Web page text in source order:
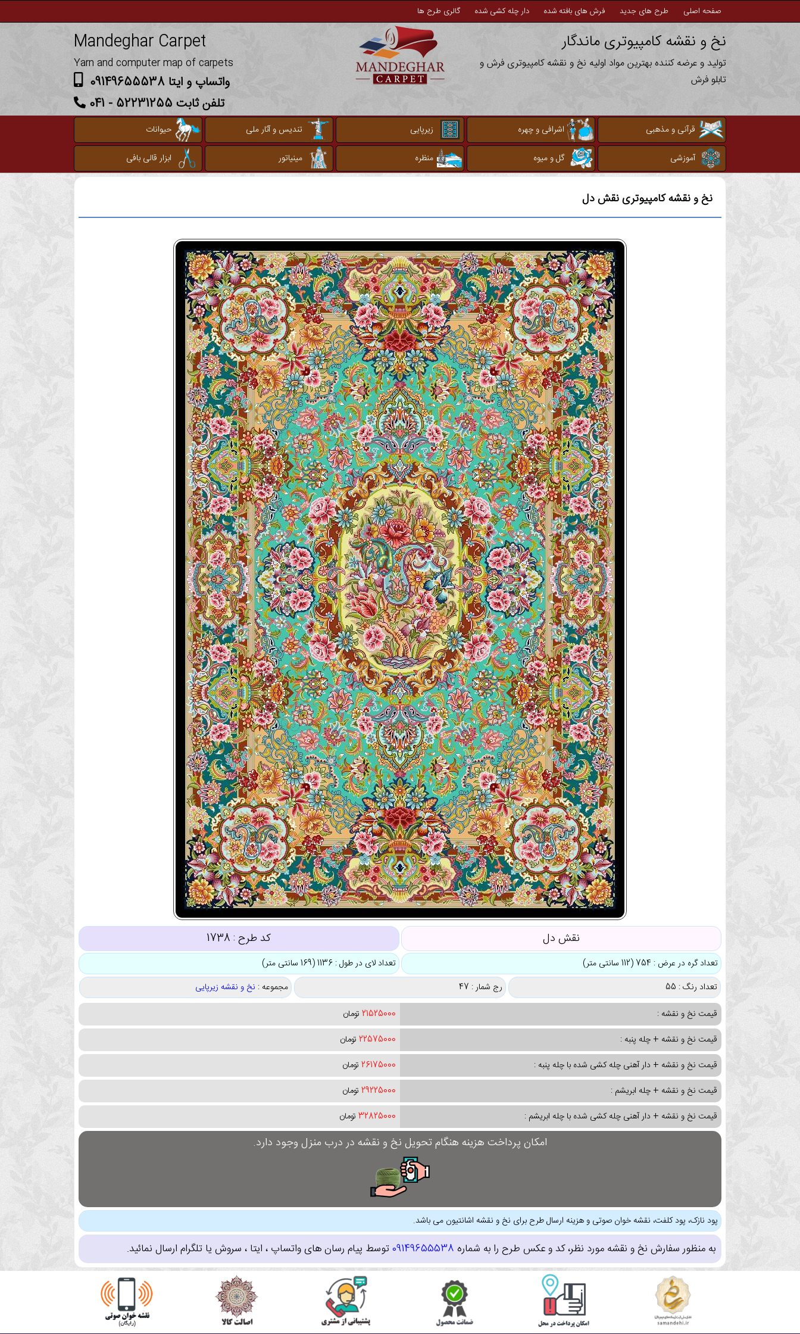
صفحه اصلی طرح های جدید فرش های بافته شده دار چله کشی شده گالری طرح ها
نخ و نقشه کامپیوتری ماندگار
تولید و عرضه کننده بهترین مواد اولیه نخ و نقشه کامپیوتری فرش و
تابلو فرش
Mandeghar Carpet
Yarn and computer map of carpets
واتساپ و ایتا 09149655538
تلفن ثابت 52231255 - 041
قرآنی و مذهبی اشرافی و چهره زیرپایی تندیس و آثار ملی
حیوانات
آموزشی
گل و میوه منظره مینیاتور ابزار قالی بافی
نخ و نقشه کامپیوترینقش دل
نقش دل کد طرح : 1738
تعداد گره در عرض : 754 (112 سانتی متر)
تعداد لای در طول : 1136 (169 سانتی متر)
تعداد رنگ : 55
رج شمار : 47 مجموعه : نخ و نقشه زیرپایی
قیمت نخ و نقشه :
21525000 تومان
قیمت نخ و نقشه + چله پنبه :
22575000 تومان
قیمت نخ و نقشه + دار آهنی چله کشی شده با چله پنبه :
26175000 تومان
قیمت نخ و نقشه + چله ابریشم :
29225000 تومان
قیمت نخ و نقشه + دار آهنی چله کشی شده با چله ابریشم :
32825000 تومان
امکان پرداخت هزینه هنگام تحویل نخ و نقشه در درب منزل وجود دارد.
پود نازک، پود کلفت، نقشه خوان صوتی و هزینه ارسال طرح برای نخ و نقشه اشانتیون می باشد.
به منظور سفارش نخ و نقشه مورد نظر، کد و عکس طرح را به شماره 09149655538توسط پیام رسان های واتساپ ، ایتا ، سروش یا تلگرام ارسال نمائید.